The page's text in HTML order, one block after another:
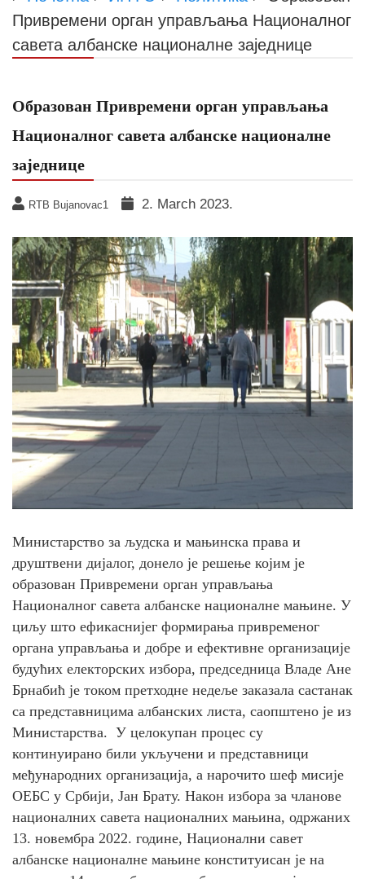
Привремени орган управљања Националног
савета албанске националне заједнице
Образован Привремени орган управљања
Националног савета албанске националне
заједнице
RTB Bujanovac1 2. March 2023.
Министарство за људска и мањинска права и
друштвени дијалог, донело је решење којим је
образован Привремени орган управљања
Националног савета албанске националне мањине. У
циљу што ефикаснијег формирања привременог
органа управљања и добре и ефективне организације
будућих електорских избора, председница Владе Ане
Брнабић је током претходне недеље заказала састанак
са представницима албанских листа, саопштено је из
Министарства. У целокупан процес су
континуирано били укључени и представници
међународних организација, а нарочито шеф мисије
ОЕБС у Србији, Јан Брату. Након избора за чланове
националних савета националних мањина, одржаних
13. новембра 2022. године, Национални савет
албанске националне мањине конституисан је на